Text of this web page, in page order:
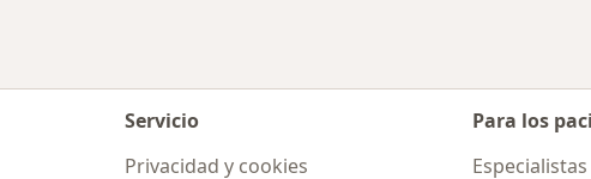
Servicio
Privacidad y cookies
Para los
Especialistas